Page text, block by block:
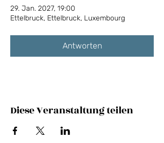
29. Jan. 2027, 19:00
Ettelbruck, Ettelbruck, Luxembourg
Antworten
Diese Veranstaltung teilen